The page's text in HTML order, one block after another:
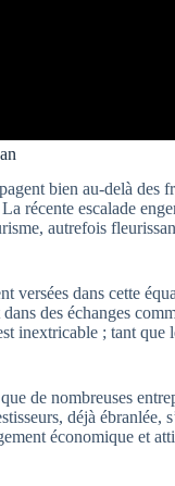
bien au-delà des
récente escalade
autrefois
versées dans cette
des échanges
inextricable ; tant que
de nombreuses
déjà ébranlée,
économique et